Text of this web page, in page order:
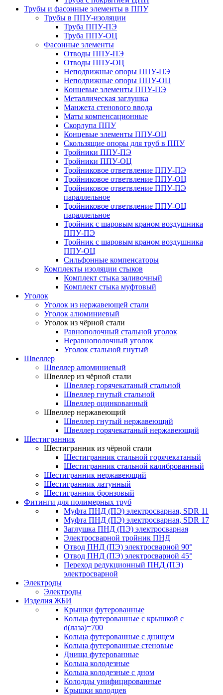
Трубы и фасонные элементы в ППУ
Трубы в ППУ-изоляции
Труба ППУ-ПЭ
Труба ППУ-ОЦ
Фасонные элементы
Отводы ППУ-ПЭ
Отводы ППУ-ОЦ
Неподвижные опоры ППУ-ПЭ
Неподвижные опоры ППУ-ОЦ
Концевые элементы ППУ-ПЭ
Металлическая заглушка
Манжета стенового ввода
Маты компенсационные
Скорлупа ППУ
Концевые элементы ППУ-ОЦ
Скользящие опоры для труб в ППУ
Тройники ППУ-ПЭ
Тройники ППУ-ОЦ
Тройниковое ответвление ППУ-ПЭ
Тройниковое ответвление ППУ-ОЦ
Тройниковое ответвление ППУ-ПЭ
параллельное
Тройниковое ответвление ППУ-ОЦ
параллельное
Тройник с шаровым краном воздушника
ППУ-ПЭ
Тройник с шаровым краном воздушника
ППУ-ОЦ
Сильфонные компенсаторы
Комплекты изоляции стыков
Комплект стыка заливочный
Комплект стыка муфтовый
Уголок
Уголок из нержавеющей стали
Уголок алюминиевый
Уголок из чёрной стали
Равнополочный стальной уголок
Неравнополочный уголок
Уголок стальной гнутый
Швеллер
Швеллер алюминиевый
Швеллер из чёрной стали
Швеллер горячекатаный стальной
Швеллер гнутый стальной
Швеллер оцинкованный
Швеллер нержавеющий
Швеллер гнутый нержавеющий
Швеллер горячекатаный нержавеющий
Шестигранник
Шестигранник из чёрной стали
Шестигранник стальной горячекатаный
Шестигранник стальной калиброванный
Шестигранник нержавеющий
Шестигранник латунный
Шестигранник бронзовый
Фитинги для полимерных труб
Муфта ПНД (ПЭ) электросварная, SDR 11
Муфта ПНД (ПЭ) электросварная, SDR 17
Заглушка ПНД (ПЭ) электросварная
Электросварной тройник ПНД
Отвод ПНД (ПЭ) электросварной 90°
Отвод ПНД (ПЭ) электросварной 45°
Переход редукционный ПНД (ПЭ)
электросварной
Электроды
Электроды
Изделия ЖБИ
Крышки футерованные
Кольца футерованные с крышкой с
d(лаза)=700
Кольца футерованные с днищем
Кольца футерованные стеновые
Днища футерованные
Кольца колодезные
Кольца колодезные с дном
Колодцы унифицированные
Крышки колодцев